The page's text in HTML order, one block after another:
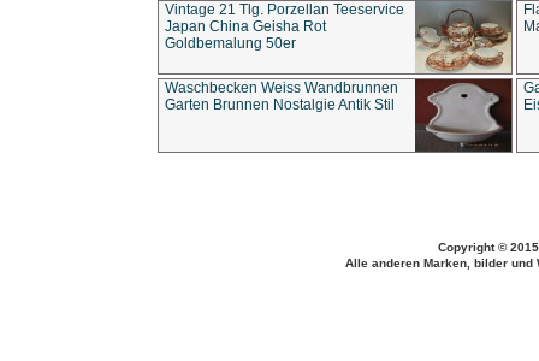
Vintage 21 Tlg. Porzellan Teeservice
Japan China Geisha Rot
Goldbemalung 50er
Waschbecken Weiss Wandbrunnen
Garten Brunnen Nostalgie Antik Stil
Copyright ©
Alle anderen Marken, bilder und